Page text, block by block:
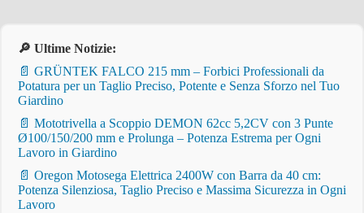
🔎 Ultime Notizie:
📄 GRÜNTEK FALCO 215 mm – Forbici Professionali da
Potatura per un Taglio Preciso, Potente e Senza Sforzo nel Tuo
Giardino
📄 Mototrivella a Scoppio DEMON 62cc 5,2CV con 3 Punte
Ø100/150/200 mm e Prolunga – Potenza Estrema per Ogni
Lavoro in Giardino
📄 Oregon Motosega Elettrica 2400W con Barra da 40 cm:
Potenza Silenziosa, Taglio Preciso e Massima Sicurezza in Ogni
Lavoro